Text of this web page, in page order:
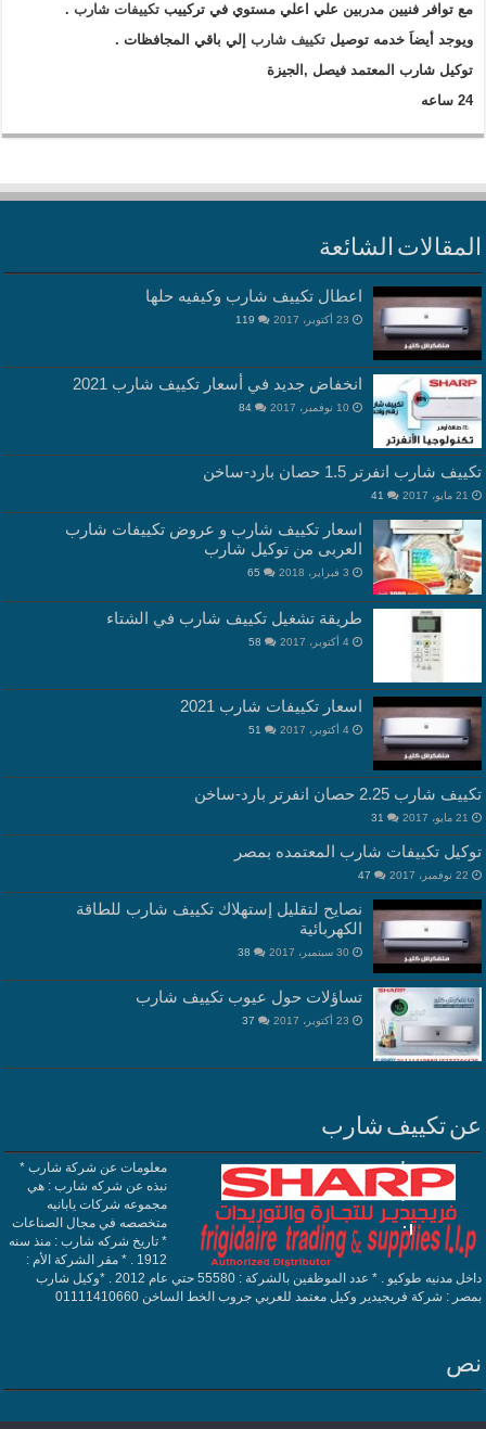
مع توافر فنيين مدربين علي اعلي مستوي في تركييبتكييفات شارب .
ويوجد أيضاَ خدمه توصيل تكييف شارب إلي باقي المجافظات .
توكيل شارب المعتمد فيصل ,الجيزة
24 ساعه
المقالات الشائعة
اعطال تكييف شارب وكيفيه حلها
23 أكتوبر، 2017 119
انخفاض جديد في أسعار تكييف شارب 2021
10 نوفمبر، 2017 84
تكييف شارب انفرتر 1.5 حصان بارد-ساخن
21 مايو، 2017 41
اسعار تكييف شارب و عروض تكييفات شارب
العربى من توكيل شارب
3 فبراير، 2018 65
طريقة تشغيل تكييف شارب في الشتاء
4 أكتوبر، 2017 58
اسعار تكييفات شارب 2021
4 أكتوبر، 2017 51
تكييف شارب 2.25 حصان انفرتر بارد-ساخن
21 مايو، 2017 31
توكيل تكييفات شارب المعتمده بمصر
22 نوفمبر، 2017 47
نصايح لتقليل إستهلاك تكييف شارب للطاقة
الكهربائية
30 سبتمبر، 2017 38
تساؤلات حول عيوب تكييف شارب
23 أكتوبر، 2017 37
عن تكييف شارب
معلومات عن شركة شارب *
نبذه عن شركه شارب : هي
مجموعه شركات يابانيه
متخصصه في مجال الصناعات
* تاريخ شركه شارب : منذ سنه
1912 . * مقر الشركة الأم :
داخل مدنيه طوكيو . * عدد الموظفين بالشركة : 55580 حتي عام 2012 . *وكيل شارب
بمصر : شركة فريجيدير وكيل معتمد للعربي جروب الخط الساخن 01111410660
نص